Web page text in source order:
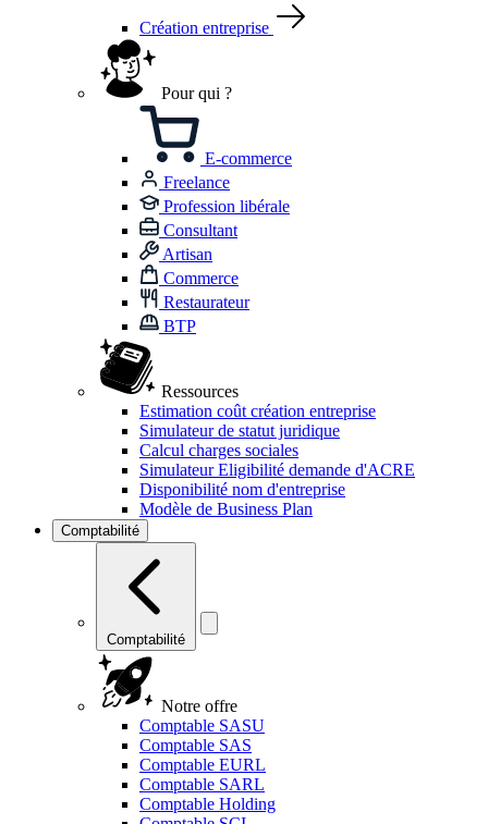
Création entreprise
Pour qui ?
E-commerce
Freelance
Profession libérale
Consultant
Artisan
Commerce
Restaurateur
BTP
Ressources
Estimation coût création entreprise
Simulateur de statut juridique
Calcul charges sociales
Simulateur Eligibilité demande d'ACRE
Disponibilité nom d'entreprise
Modèle de Business Plan
Comptabilité
Comptabilité
Notre offre
Comptable SASU
Comptable SAS
Comptable EURL
Comptable SARL
Comptable Holding